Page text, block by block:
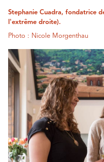
Stephanie Cuadra, fondatrice
l'extrême droite).
Photo : Nicole Morgenthau